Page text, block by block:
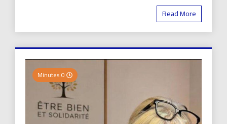
Read More